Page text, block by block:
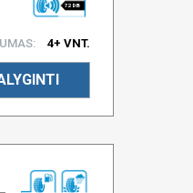
72 DB
4+ VNT.